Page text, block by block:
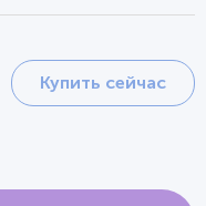
Купить сейчас